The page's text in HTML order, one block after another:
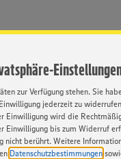
anderer Technologien ist freiwillig
ÄNDERN”. Bitte beachten
ggf. nicht mehr alle
zur Verfügung stehen. Sie
jederzeit zu
Einwilligung wird die
Einwilligung bis zum Widerruf
nicht berührt. Weitere
Datenschutzbestimmungen
Stiftung & Co. KG